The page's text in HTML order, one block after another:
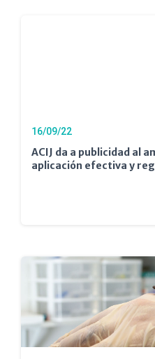
16/09/22
ACIJ da a publicidad al
aplicación efectiva y